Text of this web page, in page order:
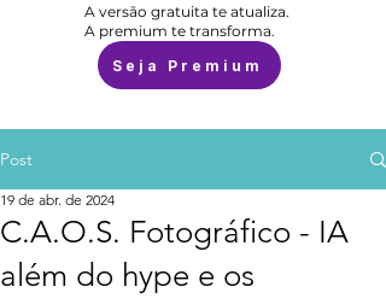
A versão gratuita te atualiza.
A premium te transforma.
Seja Premium
Post
C.A.O.S. Fotográfico - IA
além do hype e os
19 de abr. de 2024